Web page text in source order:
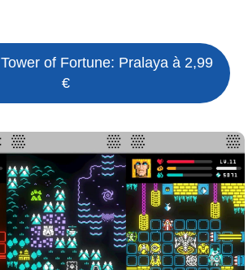
Tower of Fortune: Pralaya à 2,99
€